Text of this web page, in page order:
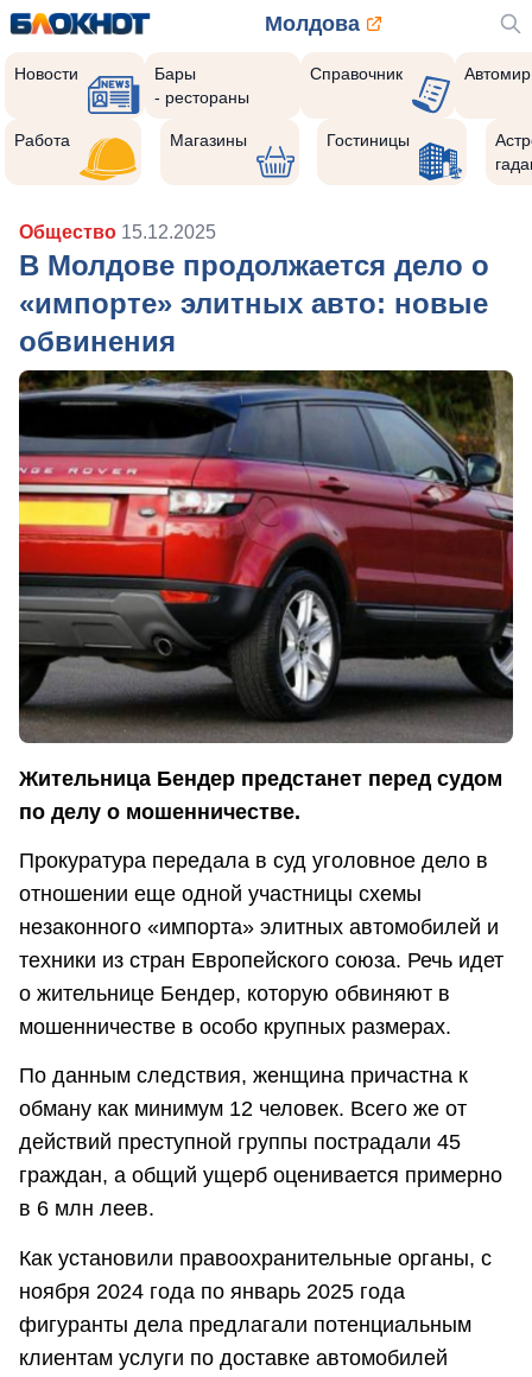
Молдова
Новости
Бары
- рестораны
Справочник Автомир
Работа Магазины Гостиницы
Общество 15.12.2025
В Молдове продолжается дело о
«импорте» элитных авто: новые
обвинения
Жительница Бендер предстанет перед судом
по делу о мошенничестве.
Прокуратура передала в суд уголовное дело в
отношении еще одной участницы схемы
незаконного «импорта» элитных автомобилей и
техники из стран Европейского союза. Речь идет
о жительнице Бендер, которую обвиняют в
мошенничестве в особо крупных размерах.
По данным следствия, женщина причастна к
обману как минимум 12 человек. Всего же от
действий преступной группы пострадали 45
граждан, а общий ущерб оценивается примерно
в 6 млн леев.
Как установили правоохранительные органы, с
ноября 2024 года по январь 2025 года
фигуранты дела предлагали потенциальным
клиентам услуги по доставке автомобилей